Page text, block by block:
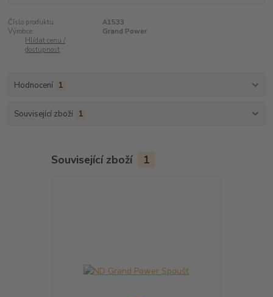
Číslo produktu:
A1533
Výrobce:
Grand Power
Hlídat cenu /
dostupnost
Hodnocení 1
Související zboží 1
Související zboží 1